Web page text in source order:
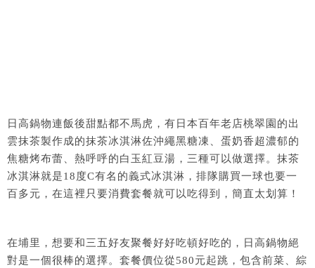
日高鍋物連飯後甜點都不馬虎，有日本百年老店桃翠園的出
雲抹茶製作成的抹茶冰淇淋佐沖繩黑糖凍、蛋奶香超濃郁的
焦糖烤布蕾、熱呼呼的白玉紅豆湯，三種可以做選擇。抹茶
冰淇淋就是18度C有名的義式冰淇淋，排隊購買一球也要一
百多元，在這裡只要消費套餐就可以吃得到，簡直太划算！
在埔里，想要和三五好友聚餐好好吃頓好吃的，日高鍋物絕
對是一個很棒的選擇。套餐價位從580元起跳，包含前菜、綜